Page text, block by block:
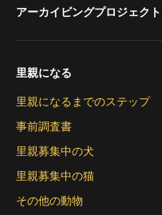
アーカイビングプロジェクト
里親になる
里親になるまでのステップ
事前調査書
里親募集中の犬
里親募集中の猫
その他の動物